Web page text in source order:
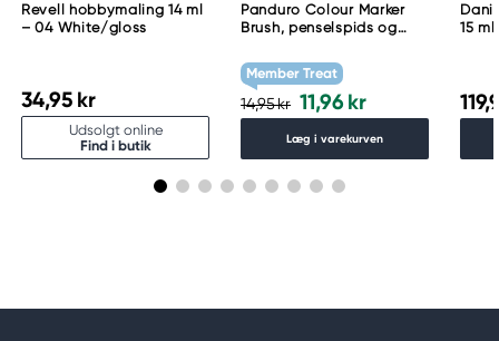
Revell hobbymaling 14 ml
– 04 White/gloss
34,95 kr
Udsolgt online
Find i butik
Panduro Colour Marker
Brush, penselspids og
grey 1 WG1
Member Treat
14,95 kr 11,96 kr
Læg i varekurven
15